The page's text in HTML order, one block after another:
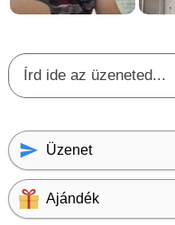
Üzenet
Ajándék